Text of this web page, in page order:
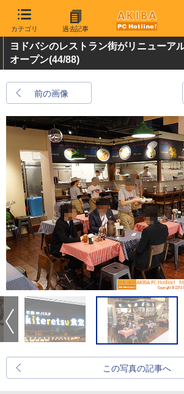
カテゴリ 過去記事
ヨドバシのレストラン街がリニューア
オープン(44/88)
前の画像
この写真の記事へ